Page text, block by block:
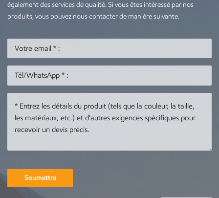
également des services de qualité. Si vous êtes intéressé par nos
produits, vous pouvez nous contacter de manière suivante.
Soumettre